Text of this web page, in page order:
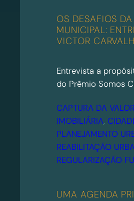
OS DESAFIOS
MUNICIPAL:
VICTOR
Entrevista a
do Prêmio Somos
CAPTURA DA
IMOBILIÁRIA,
PLANEJAMENTO
REABILITAÇÃO
REGULARIZAÇÃO
UMA AGENDA